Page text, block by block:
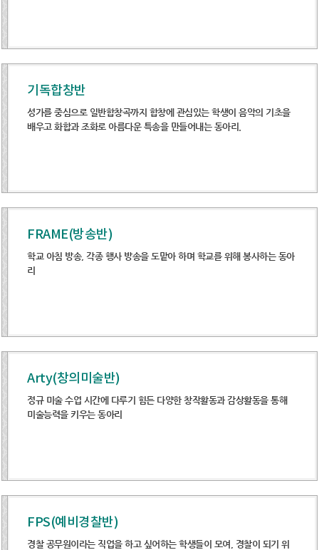
기독합창반
성가를 중심으로 일반합창곡까지 합창에 관심있는 학생이 음악의 기초을
배우고 화합과 조화로 아름다운 특송을 만들어내는 동아리.
FRAME(방송반)
학교 아침 방송, 각종 행사 방송을 도맡아 하며 학교를 위해 봉사하는 동아
리
Arty(창의미술반)
정규 미술 수업 시간에 다루기 힘든 다양한 창작활동과 감상활동을 통해
미술능력을 키우는 동아리
FPS(예비경찰반)
경찰 공무원이라는 직업을 하고 싶어하는 학생들이 모여, 경찰이 되기 위